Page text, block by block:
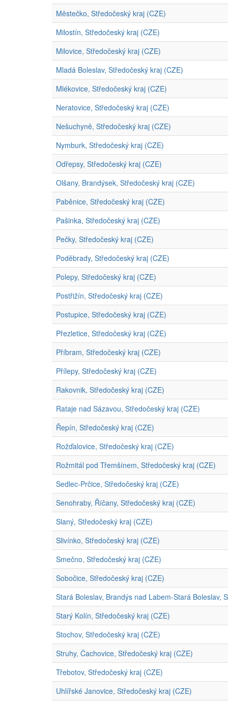
Městečko, Středočeský kraj (CZE)
Milostín, Středočeský kraj (CZE)
Milovice, Středočeský kraj (CZE)
Mladá Boleslav, Středočeský kraj (CZE)
Mlékovice, Středočeský kraj (CZE)
Neratovice, Středočeský kraj (CZE)
Nešuchyně, Středočeský kraj (CZE)
Nymburk, Středočeský kraj (CZE)
Odřepsy, Středočeský kraj (CZE)
Olšany, Brandýsek, Středočeský kraj (CZE)
Paběnice, Středočeský kraj (CZE)
Pašinka, Středočeský kraj (CZE)
Pečky, Středočeský kraj (CZE)
Poděbrady, Středočeský kraj (CZE)
Polepy, Středočeský kraj (CZE)
Postřižín, Středočeský kraj (CZE)
Postupice, Středočeský kraj (CZE)
Přezletice, Středočeský kraj (CZE)
Příbram, Středočeský kraj (CZE)
Přílepy, Středočeský kraj (CZE)
Rakovnik, Středočeský kraj (CZE)
Rataje nad Sázavou, Středočeský kraj (CZE)
Řepín, Středočeský kraj (CZE)
Rožďalovice, Středočeský kraj (CZE)
Rožmitál pod Třemšínem, Středočeský kraj (CZE)
Sedlec-Prčice, Středočeský kraj (CZE)
Senohraby, Říčany, Středočeský kraj (CZE)
Slaný, Středočeský kraj (CZE)
Slivínko, Středočeský kraj (CZE)
Smečno, Středočeský kraj (CZE)
Sobočice, Středočeský kraj (CZE)
Stará Boleslav, Brandýs nad Labem-Stará Boleslav,
Starý Kolín, Středočeský kraj (CZE)
Stochov, Středočeský kraj (CZE)
Struhy, Čachovice, Středočeský kraj (CZE)
Třebotov, Středočeský kraj (CZE)
Uhlířské Janovice, Středočeský kraj (CZE)